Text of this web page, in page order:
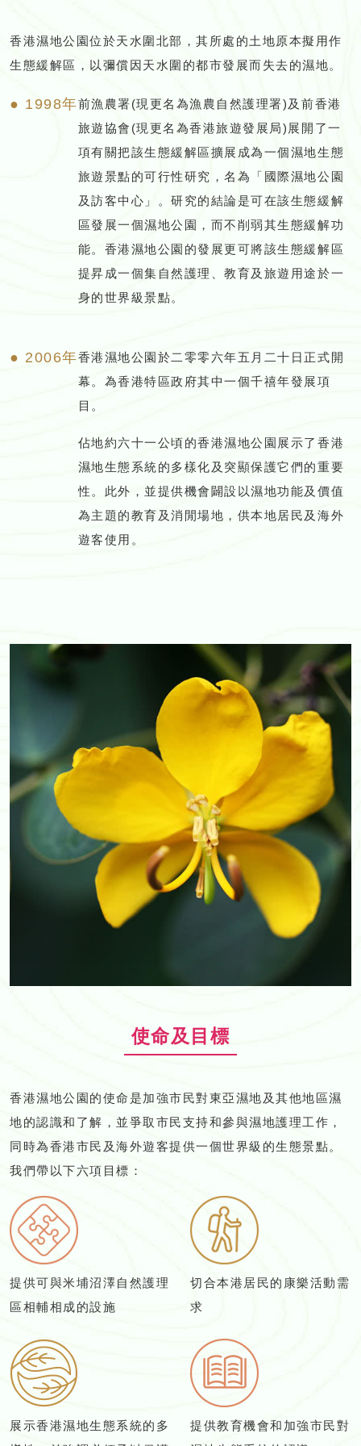
香港濕地公園位於天水圍北部，其所處的土地原本擬用作
生態緩解區，以彌償因天水圍的都市發展而失去的濕地。
● 1998年前漁農署(現更名為漁農自然護理署)及前香港
旅遊協會(現更名為香港旅遊發展局)展開了一
項有關把該生態緩解區擴展成為一個濕地生態
旅遊景點的可行性研究，名為「國際濕地公園
及訪客中心」。研究的結論是可在該生態緩解
區發展一個濕地公園，而不削弱其生態緩解功
能。香港濕地公園的發展更可將該生態緩解區
提昇成一個集自然護理、教育及旅遊用途於一
身的世界級景點。
● 2006年香港濕地公園於二零零六年五月二十日正式開
幕。為香港特區政府其中一個千禧年發展項
目。
佔地約六十一公頃的香港濕地公園展示了香港
濕地生態系統的多樣化及突顯保護它們的重要
性。此外，並提供機會闢設以濕地功能及價值
為主題的教育及消閒場地，供本地居民及海外
遊客使用。
使命及目標
香港濕地公園的使命是加強市民對東亞濕地及其他地區濕
地的認識和了解，並爭取市民支持和參與濕地護理工作，
同時為香港市民及海外遊客提供一個世界級的生態景點。
我們帶以下六項目標：
提供可與米埔沼澤自然護理
區相輔相成的設施
切合本港居民的康樂活動需
求
展示香港濕地生態系統的多
提供教育機會和加強市民對